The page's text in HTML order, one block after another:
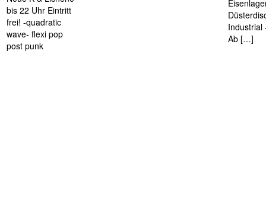
bis 22 Uhr Eintritt
frei! -quadratic
wave- flexi pop
post punk
Industrial
Ab […]